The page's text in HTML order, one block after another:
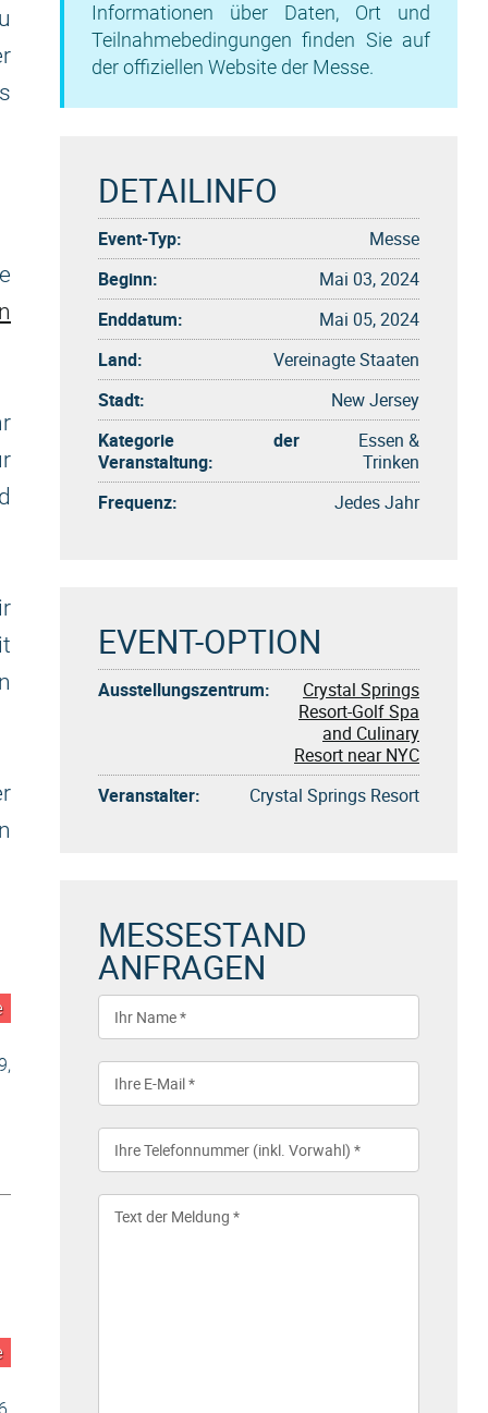
Informationen über Daten, Ort und
Teilnahmebedingungen finden Sie auf
der offiziellen Website der Messe.
DETAILINFO
Event-Typ:
Messe
Beginn:
Mai 03, 2024
Enddatum:
Mai 05, 2024
Land:
Vereinagte Staaten
Stadt:
New Jersey
Kategorie der
Veranstaltung:
Essen &
Trinken
Frequenz:
Jedes Jahr
EVENT-OPTION
Ausstellungszentrum:
Crystal Springs
Resort-Golf Spa
and Culinary
Resort near NYC
Veranstalter:
Crystal Springs Resort
MESSESTAND
ANFRAGEN